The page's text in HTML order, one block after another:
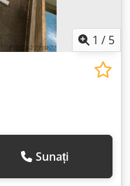
1 / 5
Sunați